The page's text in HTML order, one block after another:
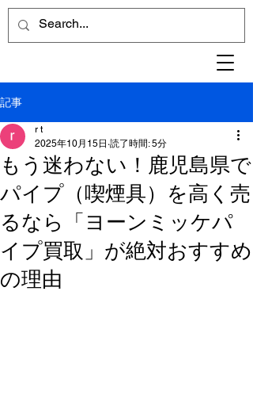
記事
もう迷わない！鹿児島県で
パイプ（喫煙具）を高く売
るなら「ヨーンミッケパ
イプ買取」が絶対おすすめ
の理由
r t
2025年10月15日 読了時間: 5分